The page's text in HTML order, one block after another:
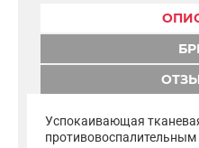
Успокаивающая